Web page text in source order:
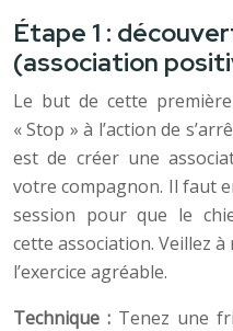
Étape 1 :
(association
Le but de cette
« Stop » à l’action de
est de créer une
votre compagnon. Il faut
session pour que le
cette association. Veillez
l’exercice agréable.
Technique : Tenez une